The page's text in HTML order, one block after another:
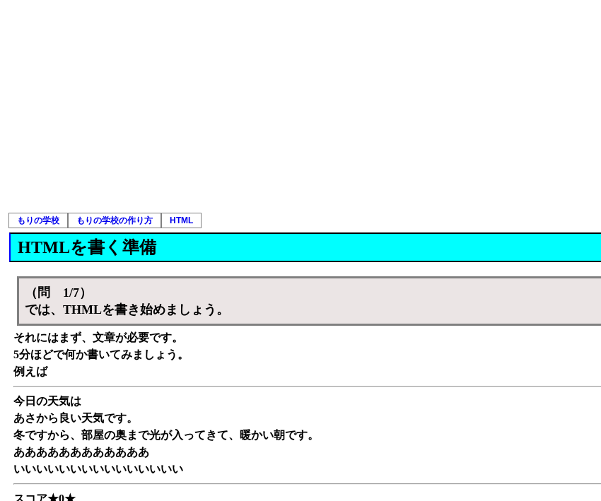
もりの学校 もりの学校の作り方 HTML
HTMLを書く準備
（問 1/7）
では、THMLを書き始めましょう。
それにはまず、文章が必要です。
5分ほどで何か書いてみましょう。
例えば
今日の天気は
あさから良い天気です。
冬ですから、部屋の奥まで光が入ってきて、暖かい朝です。
ああああああああああああ
いいいいいいいいいいいいいいい